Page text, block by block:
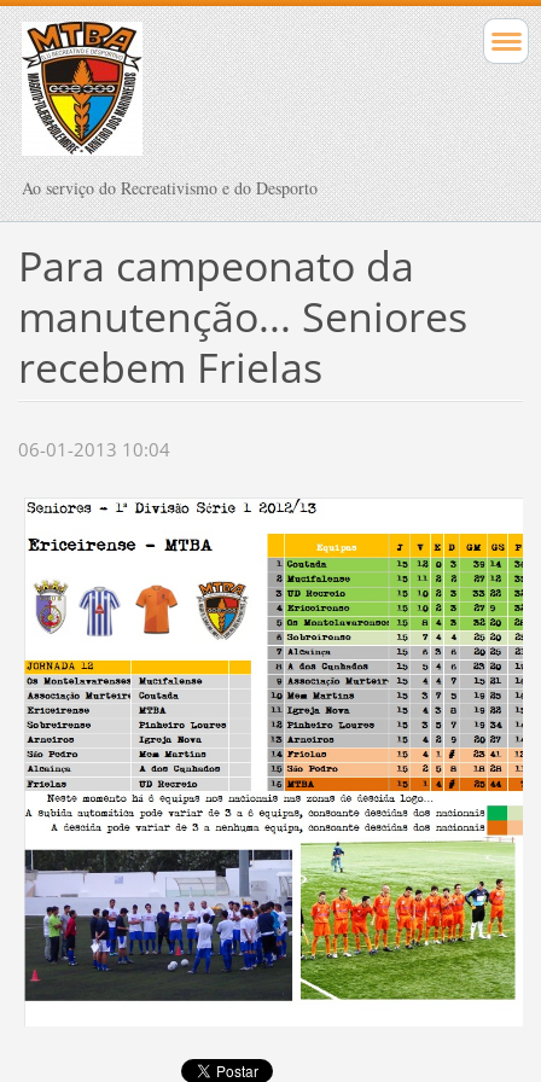
Ao serviço do Recreativismo e do Desporto
Para campeonato da
manutenção... Seniores
recebem Frielas
06-01-2013 10:04